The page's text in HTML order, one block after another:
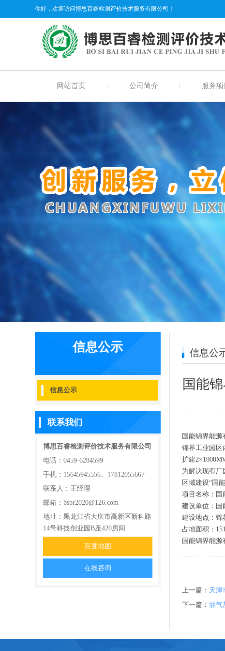
你好，欢迎访问博思百睿检测评价技术服务有限公司！
网站首页 公司简介 服务项
信息公示
信息公示
联系我们
博思百睿检测评价技术服务有限公司
电话：0459-6284599
手机：15645945556、17812055667
联系人：王经理
邮箱：bsbr2020@126.com
地址：黑龙江省大庆市高新区新科路
14号科技创业园B座420房间
百度地图
在线咨询
信息公
国能
国能锦界能
锦界工业园区
扩建
为解决现有厂
区域建设“国
项目名称：国
建设单位：国
建设地点：锦
占地面积：
国能锦界能
上一篇： 天津
下一篇： 油气